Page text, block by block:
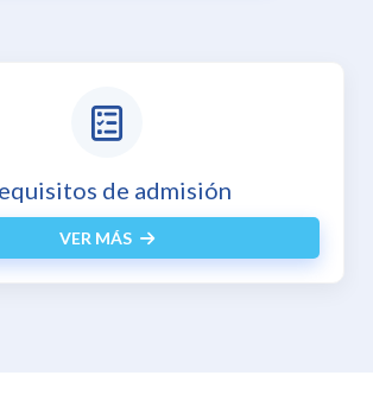
Inscripciones en línea
VER MÁS